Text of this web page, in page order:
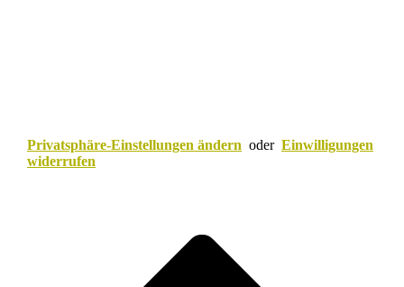
Privatsphäre-Einstellungen ändern oder Einwilligungen
widerrufen